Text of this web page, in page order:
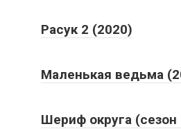
Расук 2 (2020)
Маленькая ведьма
Шериф округа (сезон